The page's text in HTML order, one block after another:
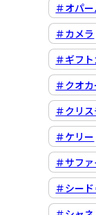
＃オパ
＃カメラ
＃ギフ
＃クオ
＃クリ
＃ケリー
＃サフ
＃シー